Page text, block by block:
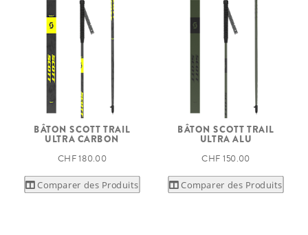
BÂTON SCOTT TRAIL
ULTRA CARBON
CHF 180.00
Comparer des Produits
BÂTON SCOTT TRAIL
ULTRA ALU
CHF 150.00
Comparer des Produits